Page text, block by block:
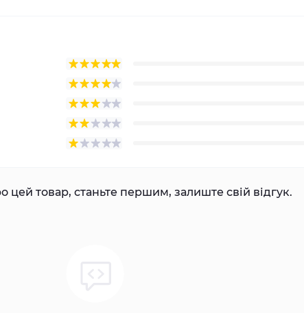
цей товар, станьте першим, залиште свій відгук.